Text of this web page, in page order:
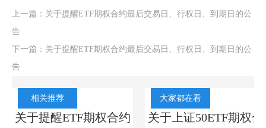
上一篇： 关于提醒ETF期权合约最后交易日、行权日、到期日的公
告
下一篇： 关于提醒ETF期权合约最后交易日、行权日、到期日的公
告
相关推荐
关于提醒ETF期权合约
大家都在看
关于上证50ETF期权合